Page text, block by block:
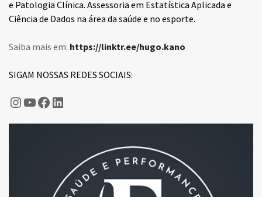
e Patologia Clínica. Assessoria em Estatística Aplicada e
Ciência de Dados na área da saúde e no esporte.
Saiba mais em: https://linktr.ee/hugo.kano
SIGAM NOSSAS REDES SOCIAIS:
Hugo KanoFisiologia do Esporte
Fisiologia do Esporte
LinkedIn